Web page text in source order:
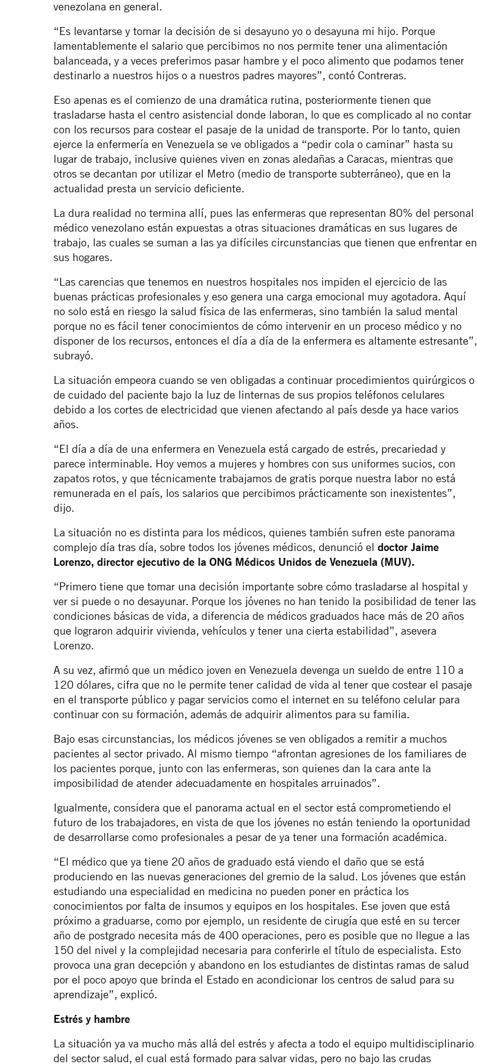
venezolana en general.
“Es levantarse y tomar la decisión de si desayuno yo o desayuna mi hijo. Porque
lamentablemente el salario que percibimos no nos permite tener una alimentación
balanceada, y a veces preferimos pasar hambre y el poco alimento que podamos tener
destinarlo a nuestros hijos o a nuestros padres mayores”, contó Contreras.
Eso apenas es el comienzo de una dramática rutina, posteriormente tienen que
trasladarse hasta el centro asistencial donde laboran, lo que es complicado al no contar
con los recursos para costear el pasaje de la unidad de transporte. Por lo tanto, quien
ejerce la enfermería en Venezuela se ve obligados a “pedir cola o caminar” hasta su
lugar de trabajo, inclusive quienes viven en zonas aledañas a Caracas, mientras que
otros se decantan por utilizar el Metro (medio de transporte subterráneo), que en la
actualidad presta un servicio deficiente.
La dura realidad no termina allí, pues las enfermeras que representan 80% del personal
médico venezolano están expuestas a otras situaciones dramáticas en sus lugares de
trabajo, las cuales se suman a las ya difíciles circunstancias que tienen que enfrentar en
sus hogares.
“Las carencias que tenemos en nuestros hospitales nos impiden el ejercicio de las
buenas prácticas profesionales y eso genera una carga emocional muy agotadora. Aquí
no solo está en riesgo la salud física de las enfermeras, sino también la salud mental
porque no es fácil tener conocimientos de cómo intervenir en un proceso médico y no
disponer de los recursos, entonces el día a día de la enfermera es altamente estresante”,
subrayó.
La situación empeora cuando se ven obligadas a continuar procedimientos quirúrgicos o
de cuidado del paciente bajo la luz de linternas de sus propios teléfonos celulares
debido a los cortes de electricidad que vienen afectando al país desde ya hace varios
años.
“El día a día de una enfermera en Venezuela está cargado de estrés, precariedad y
parece interminable. Hoy vemos a mujeres y hombres con sus uniformes sucios, con
zapatos rotos, y que técnicamente trabajamos de gratis porque nuestra labor no está
remunerada en el país, los salarios que percibimos prácticamente son inexistentes”,
dijo.
La situación no es distinta para los médicos, quienes también sufren este panorama
complejo día tras día, sobre todos los jóvenes médicos, denunció el doctor Jaime
Lorenzo, director ejecutivo de la ONG Médicos Unidos de Venezuela (MUV).
“Primero tiene que tomar una decisión importante sobre cómo trasladarse al hospital y
ver si puede o no desayunar. Porque los jóvenes no han tenido la posibilidad de tener las
condiciones básicas de vida, a diferencia de médicos graduados hace más de 20 años
que lograron adquirir vivienda, vehículos y tener una cierta estabilidad”, asevera
Lorenzo.
A su vez, afirmó que un médico joven en Venezuela devenga un sueldo de entre 110 a
120 dólares, cifra que no le permite tener calidad de vida al tener que costear el pasaje
en el transporte público y pagar servicios como el internet en su teléfono celular para
continuar con su formación, además de adquirir alimentos para su familia.
Bajo esas circunstancias, los médicos jóvenes se ven obligados a remitir a muchos
pacientes al sector privado. Al mismo tiempo “afrontan agresiones de los familiares de
los pacientes porque, junto con las enfermeras, son quienes dan la cara ante la
imposibilidad de atender adecuadamente en hospitales arruinados”.
Igualmente, considera que el panorama actual en el sector está comprometiendo el
futuro de los trabajadores, en vista de que los jóvenes no están teniendo la oportunidad
de desarrollarse como profesionales a pesar de ya tener una formación académica.
“El médico que ya tiene 20 años de graduado está viendo el daño que se está
produciendo en las nuevas generaciones del gremio de la salud. Los jóvenes que están
estudiando una especialidad en medicina no pueden poner en práctica los
conocimientos por falta de insumos y equipos en los hospitales. Ese joven que está
próximo a graduarse, como por ejemplo, un residente de cirugía que esté en su tercer
año de postgrado necesita más de 400 operaciones, pero es posible que no llegue a las
150 del nivel y la complejidad necesaria para conferirle el título de especialista. Esto
provoca una gran decepción y abandono en los estudiantes de distintas ramas de salud
por el poco apoyo que brinda el Estado en acondicionar los centros de salud para su
aprendizaje”, explicó.
Estrés y hambre
La situación ya va mucho más allá del estrés y afecta a todo el equipo multidisciplinario
del sector salud, el cual está formado para salvar vidas, pero no bajo las crudas